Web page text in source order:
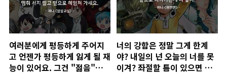
여러분에게 평등하게 주어지
고 언젠가 평등하게 잃게 될 재
능이 있어요. 그건 "젊음"입니
너의 강함은 정말 그게 한계
야? 내일의 넌 오늘의 너를 못
이겨? 좌절할 틈이 있으면 앞